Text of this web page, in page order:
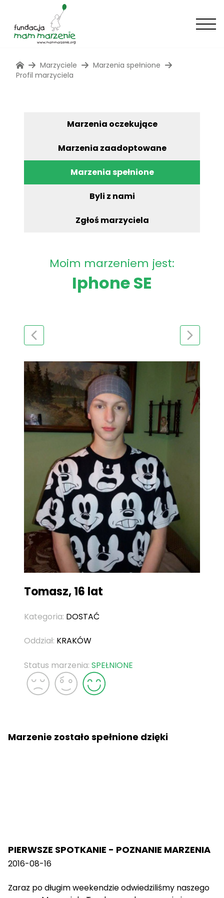
Marzyciele
Marzenia spełnione
Profil marzyciela
Marzenia oczekujące
Marzenia zaadoptowane
Marzenia spełnione
Byli z nami
Zgłoś marzyciela
Moim marzeniem jest:
Iphone SE
Tomasz, 16 lat
Kategoria: DOSTAĆ
Oddział: KRAKÓW
Status marzenia: SPEŁNIONE
Marzenie zostało spełnione dzięki
PIERWSZE SPOTKANIE - POZNANIE MARZENIA
2016-08-16
Zaraz po długim weekendzie odwiedziliśmy naszego